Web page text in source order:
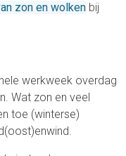
zon en wolken bij
werkweek overdag
Wat zon en veel
toe (winterse)